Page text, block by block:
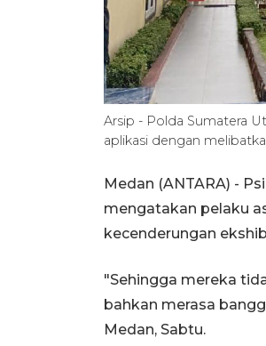
Arsip - Polda Sumatera
aplikasi dengan
Medan (ANTARA) -
mengatakan pelaku
kecenderungan
"Sehingga mereka
bahkan merasa
Medan, Sabtu.